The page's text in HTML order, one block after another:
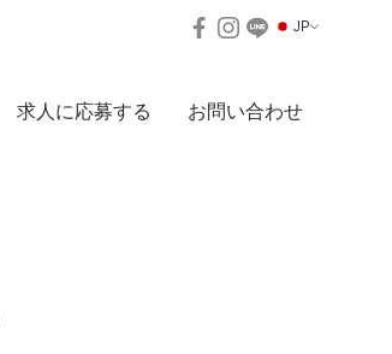
JP
求人に応募する お問い合わせ